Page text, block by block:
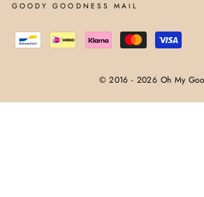
GOODY GOODNESS MAIL
© 2016 - 2026 Oh My